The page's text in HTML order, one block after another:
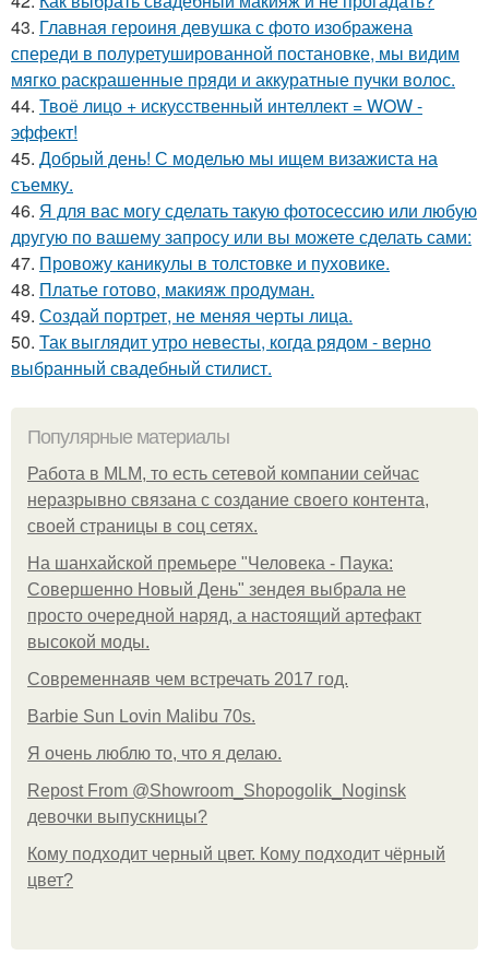
43. Главная героиня девушка с фото изображена
спереди в полуретушированной постановке, мы видим
мягко раскрашенные пряди и аккуратные пучки волос.
44. Твоё лицо + искусственный интеллект = WOW -
эффект!
45. Добрый день! С моделью мы ищем визажиста на
съемку.
46. Я для вас могу сделать такую фотосессию или любую
другую по вашему запросу или вы можете сделать сами:
47. Провожу каникулы в толстовке и пуховике.
48. Платье готово, макияж продуман.
49. Создай портрет, не меняя черты лица.
50. Так выглядит утро невесты, когда рядом - верно
выбранный свадебный стилист.
Популярные материалы
Работа в MLM, то есть сетевой компании сейчас
неразрывно связана с создание своего контента,
своей страницы в соц сетях.
На шанхайской премьере "Человека - Паука:
Совершенно Новый День" зендея выбрала не
просто очередной наряд, а настоящий артефакт
высокой моды.
Современнаяв чем встречать 2017 год.
Barbie Sun Lovin Malibu 70s.
Я очень люблю то, что я делаю.
Repost From @Showroom_Shopogolik_Noginsk
девочки выпускницы?
Кому подходит черный цвет. Кому подходит чёрный
цвет?